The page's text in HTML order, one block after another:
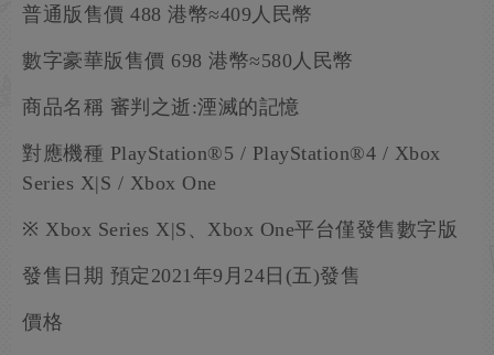
普通版售價 488 港幣≈409人民幣
數字豪華版售價 698 港幣≈580人民幣
商品名稱 審判之逝:湮滅的記憶
對應機種 PlayStation®5 / PlayStation®4 / Xbox
Series X|S / Xbox One
※ Xbox Series X|S、Xbox One平台僅發售數字版
發售日期 預定2021年9月24日(五)發售
價格